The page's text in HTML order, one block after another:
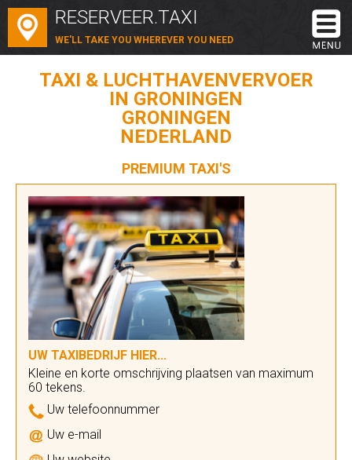
RESERVEER.TAXI
WE'LL TAKE YOU WHEREVER YOU NEED
TAXI & LUCHTHAVENVERVOER
IN GRONINGEN
GRONINGEN
NEDERLAND
PREMIUM TAXI'S
UW TAXIBEDRIJF HIER...
Kleine en korte omschrijving plaatsen van maximum
60 tekens.
Uw telefoonnummer
Uw e-mail